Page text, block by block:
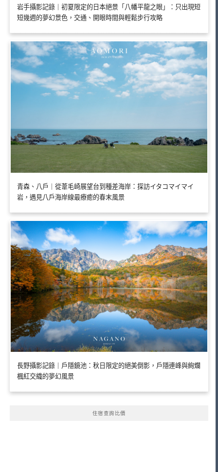
岩手攝影記錄｜初夏限定的日本絕景「八幡平龍之眼」：只出現短
短幾週的夢幻景色，交通、開眼時間與輕鬆步行攻略
青森、八戶｜從葦毛崎展望台到種差海岸：探訪イタコマイマイ
岩，遇見八戶海岸線最療癒的春末風景
長野攝影記錄｜戶隱鏡池：秋日限定的絕美倒影，戶隱連峰與絢爛
楓紅交織的夢幻風景
住宿查詢比價